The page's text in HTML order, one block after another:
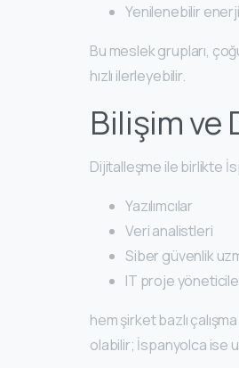
Yenilenebilir
Bu meslek grupları,
hızlı ilerleyebilir.
Bilişim ve
Dijitalleşme ile birlikte
Yazılımcılar
Veri analistleri
Siber güvenlik
IT proje
hem şirket bazlı
olabilir; İspanyolca ise